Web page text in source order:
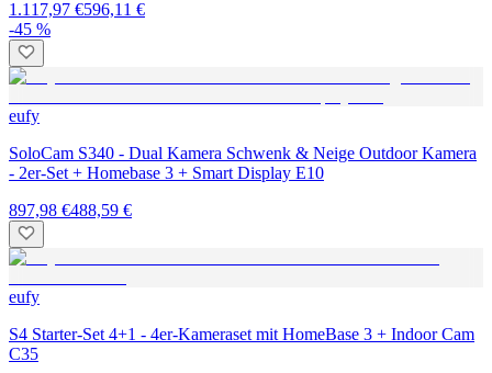
1.117,97 €596,11 €
-45 %
eufy
SoloCam S340 - Dual Kamera Schwenk & Neige Outdoor Kamera
- 2er-Set + Homebase 3 + Smart Display E10
897,98 €488,59 €
eufy
S4 Starter-Set 4+1 - 4er-Kameraset mit HomeBase 3 + Indoor Cam
C35